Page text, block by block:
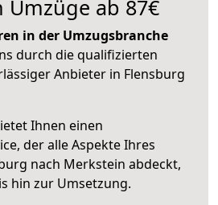
ab 87€
in der Umzugsbranche
durch die qualifizierten
Anbieter in Flensburg
Ihnen einen
der alle Aspekte Ihres
nach Merkstein abdeckt,
hin zur Umsetzung.